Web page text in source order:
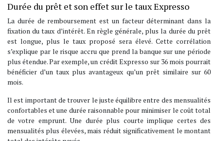
Durée du prêt et son effet sur le taux Expresso
La durée de remboursement est un facteur déterminant dans la
fixation du taux d’intérêt. En règle générale, plus la durée du prêt
est longue, plus le taux proposé sera élevé. Cette corrélation
s’explique par le risque accru que prend la banque sur une période
plus étendue. Par exemple, un crédit Expresso sur 36 mois pourrait
bénéficier d’un taux plus avantageux qu’un prêt similaire sur 60
mois.
Il est important de trouver le juste équilibre entre des mensualités
confortables et une durée raisonnable pour minimiser le coût total
de votre emprunt. Une durée plus courte implique certes des
mensualités plus élevées, mais réduit significativement le montant